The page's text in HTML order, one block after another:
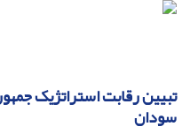
تبیین رقابت استراتژیک
سودان